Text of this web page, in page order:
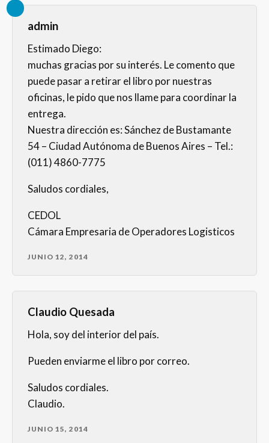
admin
Estimado Diego:
muchas gracias por su interés. Le comento que
puede pasar a retirar el libro por nuestras
oficinas, le pido que nos llame para coordinar la
entrega.
Nuestra dirección es: Sánchez de Bustamante
54 – Ciudad Autónoma de Buenos Aires – Tel.:
(011) 4860-7775
Saludos cordiales,
CEDOL
Cámara Empresaria de Operadores Logisticos
JUNIO 12, 2014
Claudio Quesada
Hola, soy del interior del país.
Pueden enviarme el libro por correo.
Saludos cordiales.
Claudio.
JUNIO 15, 2014